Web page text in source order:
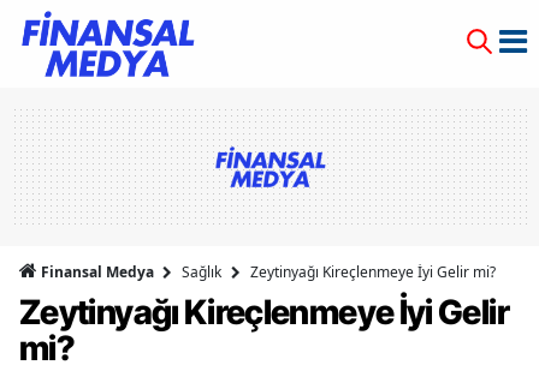
Finansal Medya Sağlık Zeytinyağı Kireçlenmeye İyi Gelir mi?
Zeytinyağı Kireçlenmeye İyi Gelir
mi?